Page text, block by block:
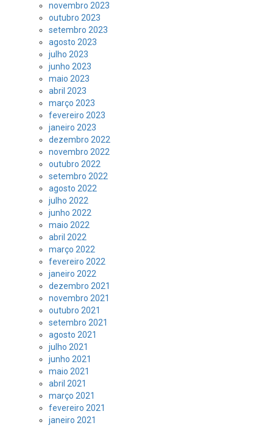
novembro 2023
outubro 2023
setembro 2023
agosto 2023
julho 2023
junho 2023
maio 2023
abril 2023
março 2023
fevereiro 2023
janeiro 2023
dezembro 2022
novembro 2022
outubro 2022
setembro 2022
agosto 2022
julho 2022
junho 2022
maio 2022
abril 2022
março 2022
fevereiro 2022
janeiro 2022
dezembro 2021
novembro 2021
outubro 2021
setembro 2021
agosto 2021
julho 2021
junho 2021
maio 2021
abril 2021
março 2021
fevereiro 2021
janeiro 2021